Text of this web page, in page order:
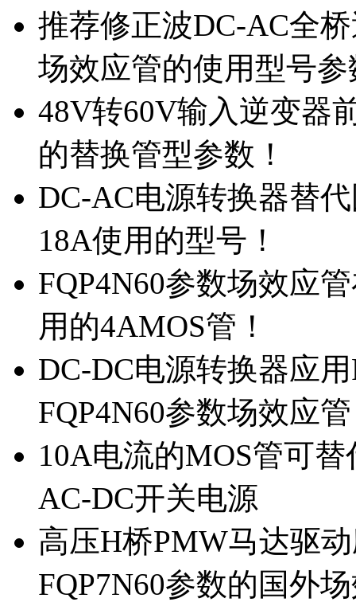
推荐修正波DC-AC全
场效应管的使用型号参
48V转60V输入逆变器
的替换管型参数！
DC-AC电源转换器替
18A使用的型号！
FQP4N60参数场效应
用的4AMOS管！
DC-DC电源转换器应
FQP4N60参数场效应
10A电流的MOS管可
AC-DC开关电源
高压H桥PMW马达驱
FQP7N60参数的国外